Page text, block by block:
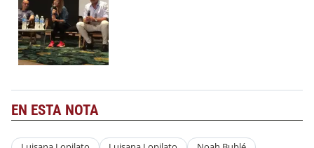
EN ESTA NOTA